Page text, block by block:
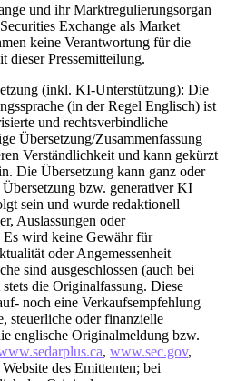
und ihr Marktregulierungsorgan
Exchange als Market
keine Verantwortung für die
dieser Pressemitteilung.
(inkl. KI-Unterstützung): Die
(in der Regel Englisch) ist
und rechtsverbindliche
Übersetzung/Zusammenfassung
Verständlichkeit und kann gekürzt
Die Übersetzung kann ganz oder
bzw. generativer KI
sein und wurde redaktionell
Auslassungen oder
Es wird keine Gewähr für
oder Angemessenheit
sind ausgeschlossen (auch bei
die Originalfassung. Diese
noch eine Verkaufsempfehlung
steuerliche oder finanzielle
englische Originalmeldung bzw.
, www.sec.gov,
des Emittenten; bei